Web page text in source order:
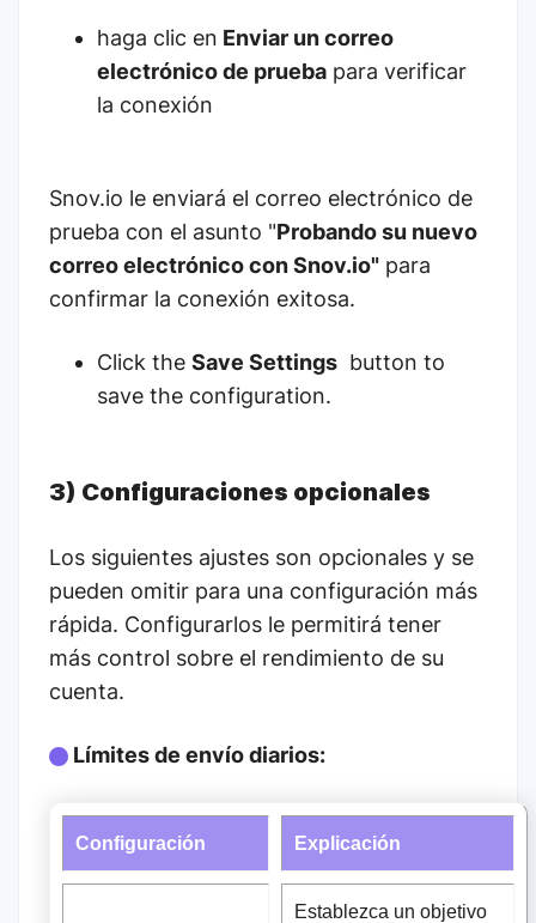
haga clic en Enviar un correo
electrónico de prueba para verificar
la conexión
Snov.io le enviará el correo electrónico de
prueba con el asunto "Probando su nuevo
correo electrónico con Snov.io" para
confirmar la conexión exitosa.
Click the Save Settings button to
save the configuration.
3) Configuraciones opcionales
Los siguientes ajustes son opcionales y se
pueden omitir para una configuración más
rápida. Configurarlos le permitirá tener
más control sobre el rendimiento de su
cuenta.
Límites de envío diarios:
Configuración Explicación
Establezca un objetivo